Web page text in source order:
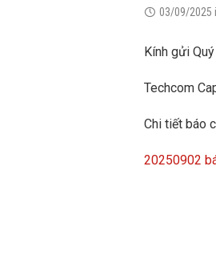
03/09/2025
Kính gửi
Techcom
Chi tiết báo
20250902